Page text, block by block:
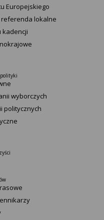
Europejskiego
lokalne
kadencji
wyborczych
politycznych